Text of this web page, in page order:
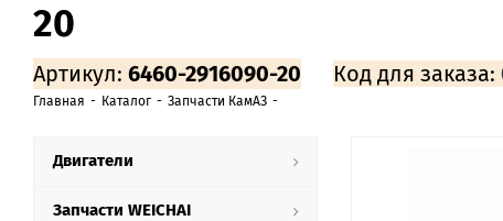
20
Артикул: 6460-2916090-20 Код для заказа:
Главная - Каталог - Запчасти КамАЗ -
Двигатели
Запчасти WEICHAI